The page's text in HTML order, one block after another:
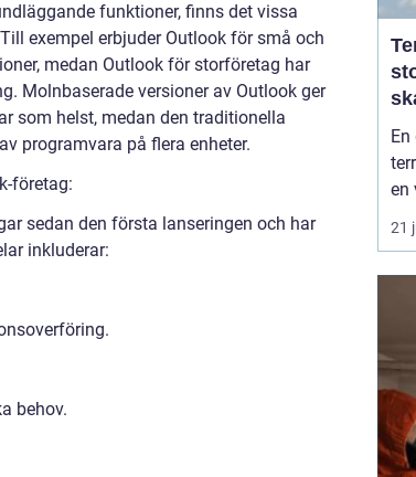
funktioner, finns det vissa
exempel erbjuder Outlook för små och
medan Outlook för storföretag har
Molnbaserade versioner av Outlook ger
som helst, medan den traditionella
programvara på flera enheter.
företag:
sedan den första lanseringen och har
inkluderar:
behov.
en
i
21